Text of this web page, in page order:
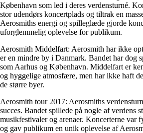
København som led i deres verdensturné.
stor udendørs koncertplads og tiltrak en
Aerosmiths energi og spilleglæde gjorde
uforglemmelig oplevelse for publikum.
Aerosmith Middelfart: Aerosmith har ikke
er en mindre by i Danmark. Bandet har dog
som Aarhus og København. Middelfart er
og hyggelige atmosfære, men har ikke haft
de større byer.
Aerosmith tour 2017: Aerosmiths
succes. Bandet spillede på nogle af verdens
musikfestivaler og arenaer. Koncerterne var
og gav publikum en unik oplevelse af